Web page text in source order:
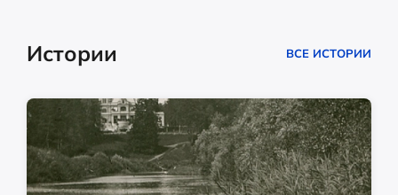
Истории ВСЕ ИСТОРИИ